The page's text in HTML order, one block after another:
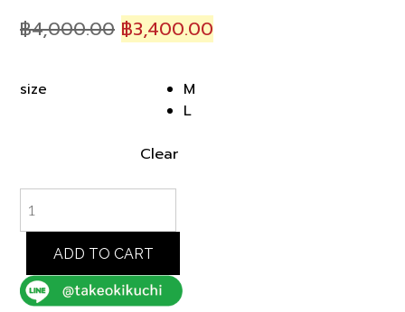
฿4,000.00 Original
฿4,000.00.
฿3,400.00
size
M
L
Clear
MERCERIZED
SUPIMA
COTTON
HI-
GAUGE
ADD TO CART